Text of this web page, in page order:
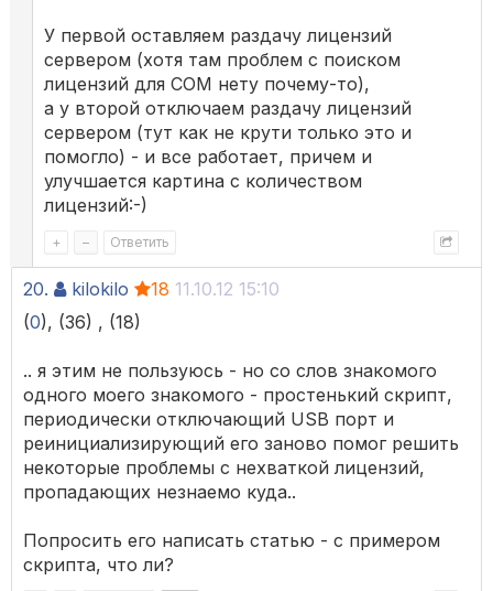
У первой оставляем раздачу лицензий
сервером (хотя там проблем с поиском
лицензий для COM нету почему-то),
а у второй отключаем раздачу лицензий
сервером (тут как не крути только это и
помогло) - и все работает, причем и
улучшается картина с количеством
лицензий:-)
+ – Ответить
20. kilokilo 18 11.10.12 15:10
(0), (36) , (18)
.. я этим не пользуюсь - но со слов знакомого
одного моего знакомого - простенький скрипт,
периодически отключающий USB порт и
реинициализирующий его заново помог решить
некоторые проблемы с нехваткой лицензий,
пропадающих незнаемо куда..
Попросить его написать статью - с примером
скрипта, что ли?